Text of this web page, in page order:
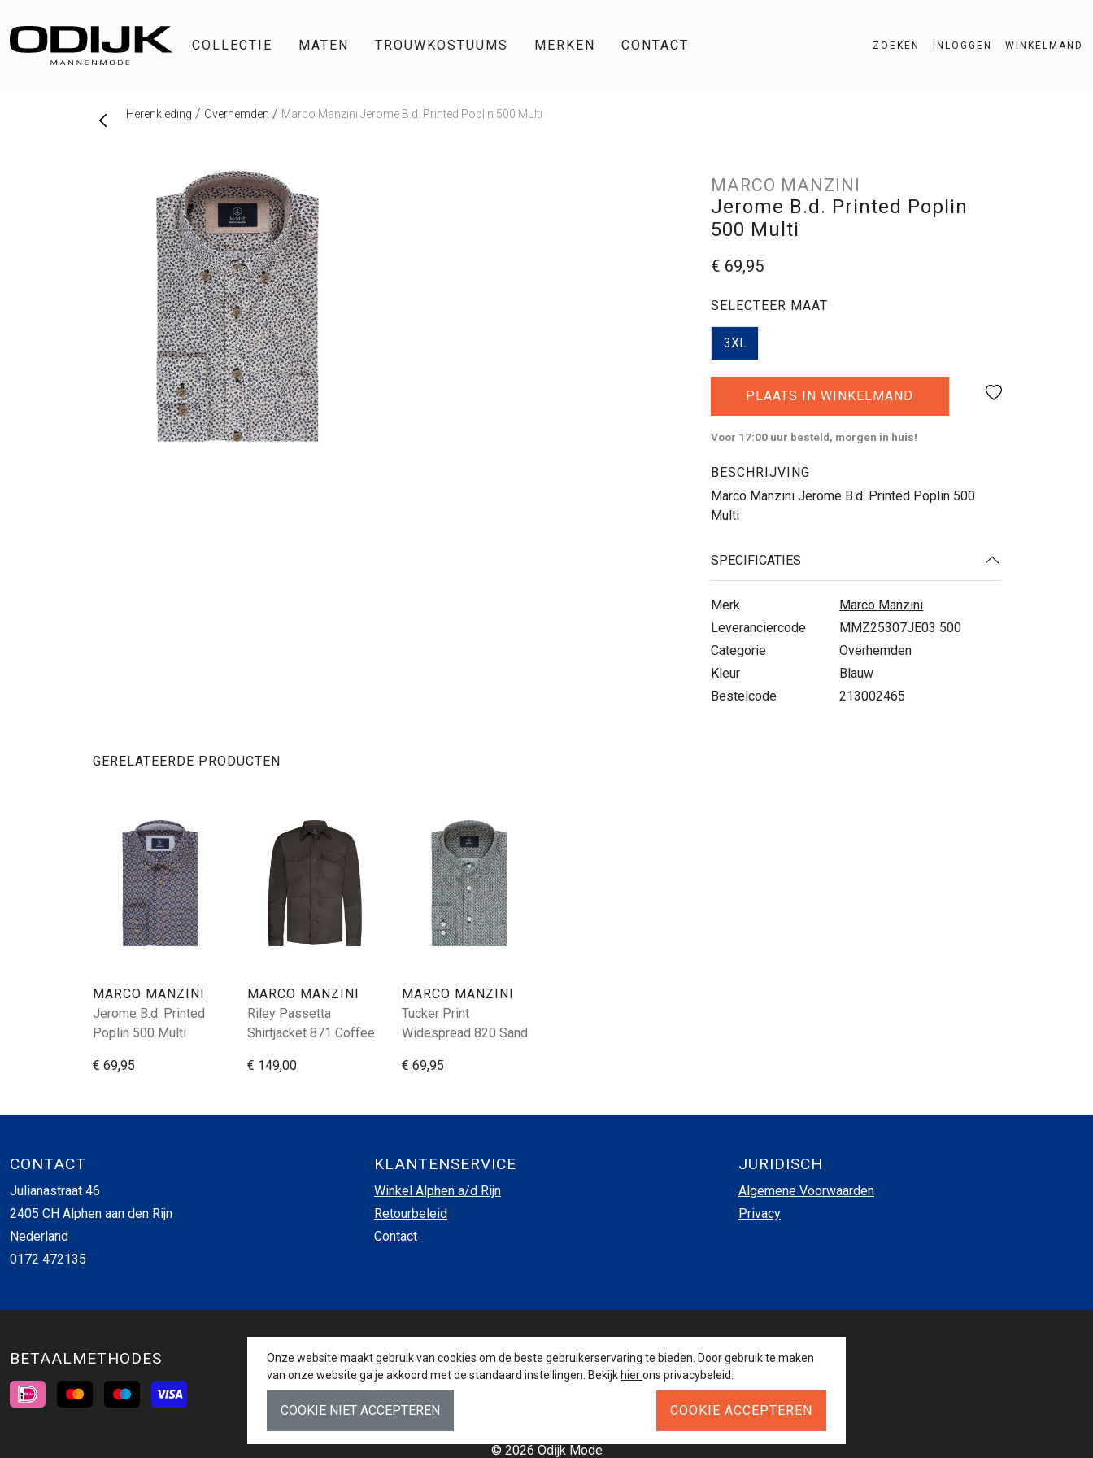
COLLECTIE MATEN TROUWKOSTUUMS MERKEN CONTACT ZOEKEN INLOGGEN WINKELMAND
Herenkleding Overhemden Marco Manzini Jerome B.d. Printed Poplin 500 Multi
MARCO MANZINI
Jerome B.d. Printed Poplin
500 Multi
€ 69,95
SELECTEER MAAT
3XL
PLAATS IN WINKELMAND
Voor 17:00 uur besteld, morgen in huis!
BESCHRIJVING
Marco Manzini Jerome B.d. Printed Poplin 500
Multi
SPECIFICATIES
Merk
Marco Manzini
Leveranciercode
MMZ25307JE03 500
Categorie
Overhemden
Kleur
Blauw
Bestelcode
213002465
GERELATEERDE PRODUCTEN
MARCO MANZINI
Jerome B.d. Printed
Poplin 500 Multi
€ 69,95
MARCO MANZINI
Riley Passetta
Shirtjacket 871 Coffee
€ 149,00
MARCO MANZINI
Tucker Print
Widespread 820 Sand
€ 69,95
CONTACT
Julianastraat 46
2405 CH Alphen aan den Rijn
Nederland
0172 472135
KLANTENSERVICE
Winkel Alphen a/d Rijn
Retourbeleid
Contact
JURIDISCH
Algemene Voorwaarden
Privacy
BETAALMETHODES INSCHRIJVEN NIEUWSBRIEF VOLG ONS
© 2026 Odijk Mode
Onze website maakt gebruik van cookies om de beste gebruikerservaring te bieden. Door gebruik te maken
van onze website ga je akkoord met de standaard instellingen. Bekijk hierons privacybeleid.